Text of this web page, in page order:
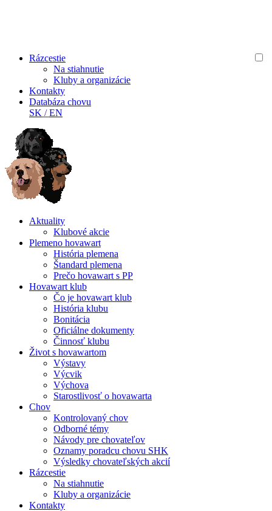
Rázcestie
Na stiahnutie
Kluby a organizácie
Kontakty
Databáza chovu
SK /EN
Aktuality
Klubové akcie
Plemeno hovawart
História plemena
Štandard plemena
Prečo hovawart s PP
Hovawart klub
Čo je hovawart klub
História klubu
Bonitácia
Oficiálne dokumenty
Činnosť klubu
Život s hovawartom
Výstavy
Výcvik
Výchova
Starostlivosť o hovawarta
Chov
Kontrolovaný chov
Odborné témy
Návody pre chovateľov
Oznamy poradcu chovu SHK
Výsledky chovateľských akcií
Rázcestie
Na stiahnutie
Kluby a organizácie
Kontakty